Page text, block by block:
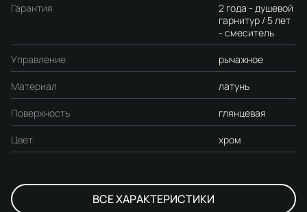
Гарантия
2 года - душевой
гарнитур / 5 лет
- смеситель
Управление рычажное
Материал латунь
Поверхность глянцевая
Цвет хром
ВСЕ ХАРАКТЕРИСТИКИ